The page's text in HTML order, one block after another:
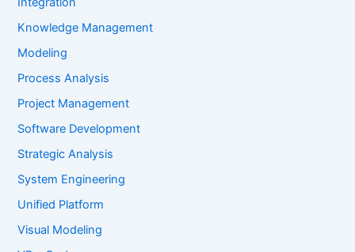
Knowledge Management
Modeling
Process Analysis
Project Management
Software Development
Strategic Analysis
System Engineering
Unified Platform
Visual Modeling